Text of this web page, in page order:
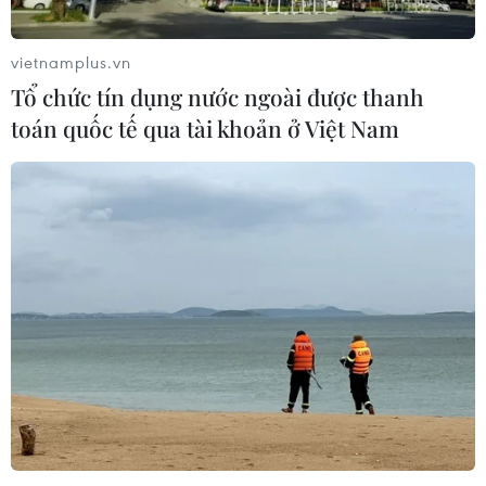
Thưởng vượt kế hoạch: động lực còn
thiếu cho doanh nghiệp dẫn dắt
07/08/2026 04:01
Hãng BMW bắt đầu sản xuất hàng
loạt mẫu xe thuần điện “thế hệ mới”
Tiêu chí mới phân loại doanh nghiệp
để thực hiện cơ cấu lại vốn nhà nước
06/08/2026 15:08
Meta tung công cụ AI lập trình tự
vietnamplus.vn
Tổ chức tín dụng nước ngoài được thanh
toán quốc tế qua tài khoản ở Việt Nam